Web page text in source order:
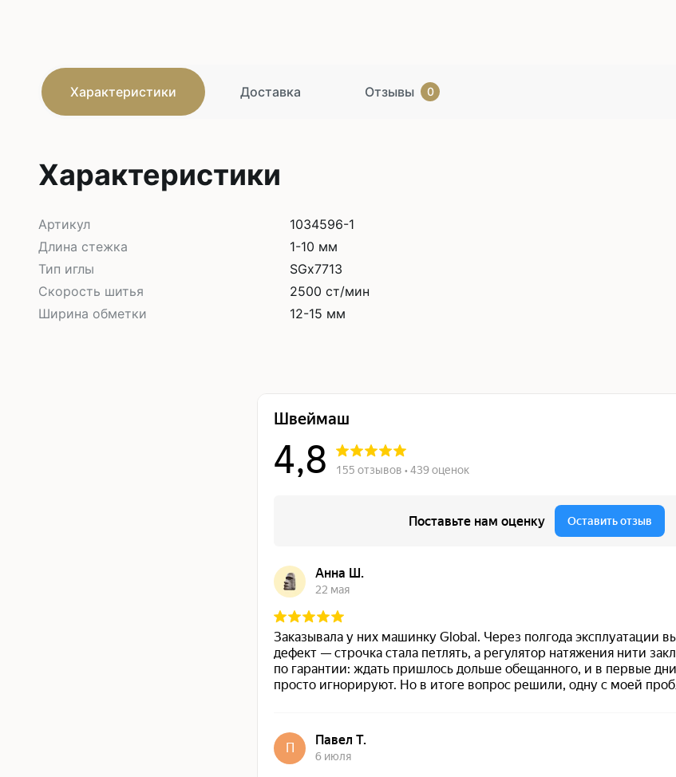
Характеристики Доставка Отзывы 0
Характеристики
Артикул
1034596-1
Длина стежка
1-10 мм
Тип иглы
SGx7713
Скорость шитья
2500 ст/мин
Ширина обметки
12-15 мм